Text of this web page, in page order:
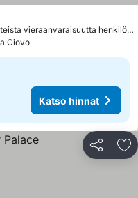
Perheomisteista vieraanvaraisuutta henkilökohtaisella otteella
Ciovo
Katso hinnat
Jaa